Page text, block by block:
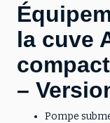
la cuve
–
Pompe